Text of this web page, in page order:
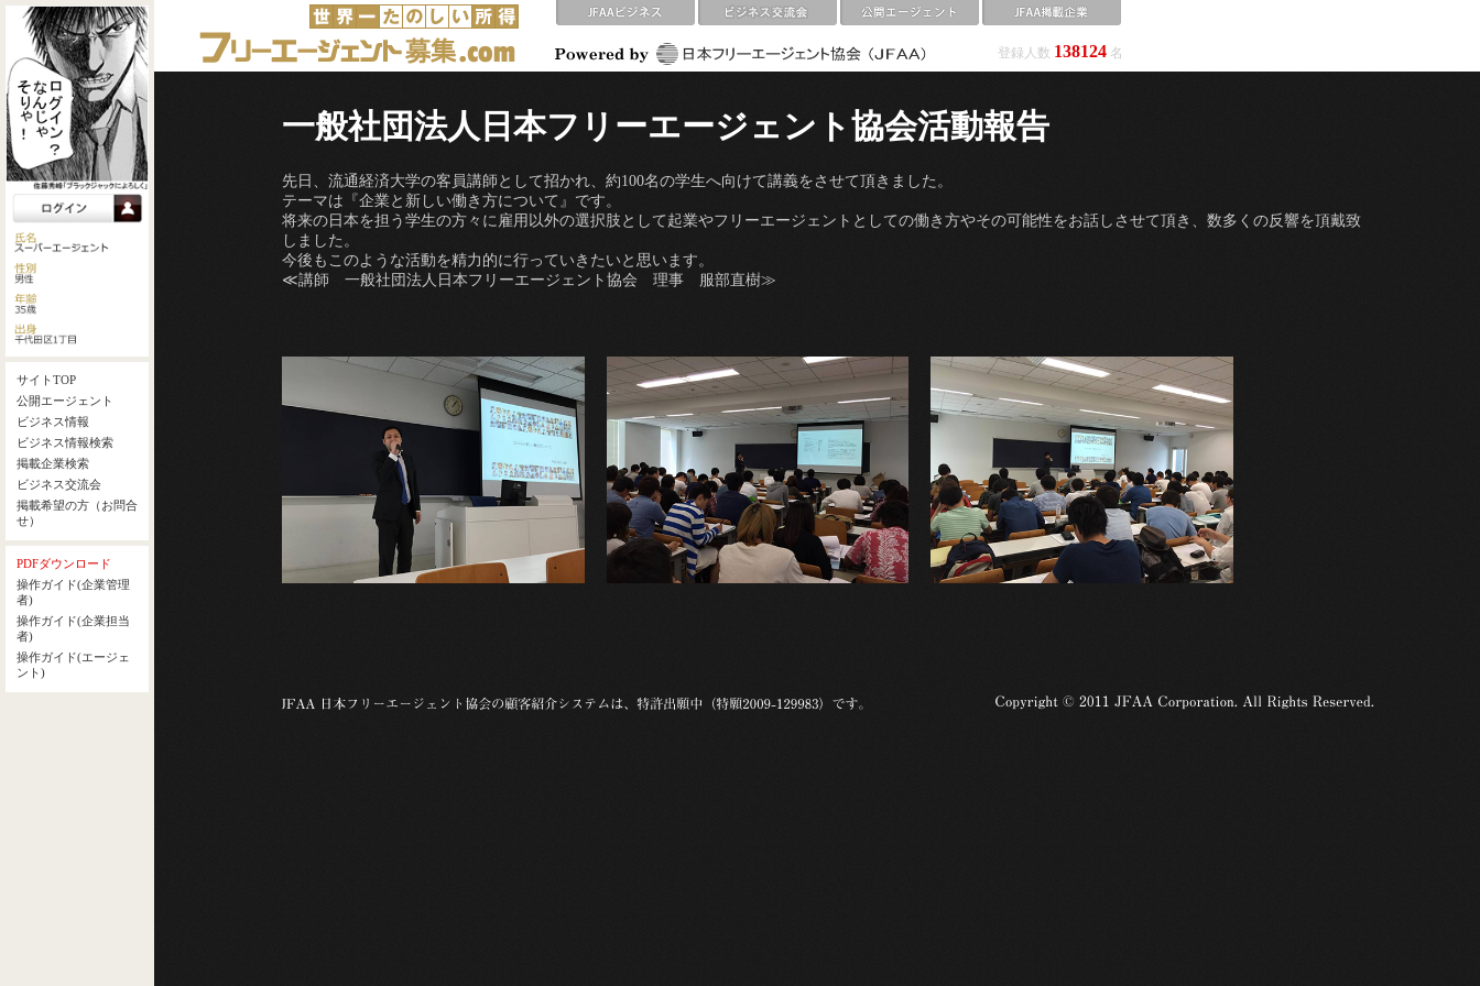
登録人数 138124 名
一般社団法人日本フリーエージェント協会活動報告
先日、流通経済大学の客員講師として招かれ、約100名の学生へ向けて講義をさせて頂きました。
テーマは『企業と新しい働き方について』です。
将来の日本を担う学生の方々に雇用以外の選択肢として起業やフリーエージェントとしての働き方やその可能性をお話しさせて頂き、数多くの反響を頂戴致
しました。
今後もこのような活動を精力的に行っていきたいと思います。
≪講師 一般社団法人日本フリーエージェント協会 理事 服部直樹≫